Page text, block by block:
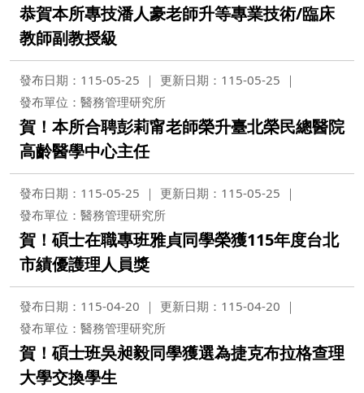
恭賀本所專技潘人豪老師升等專業技術/臨床
教師副教授級
發布日期：115-05-25
更新日期：115-05-25
發布單位：醫務管理研究所
賀！本所合聘彭莉甯老師榮升臺北榮民總醫院
高齡醫學中心主任
發布日期：115-05-25
更新日期：115-05-25
發布單位：醫務管理研究所
賀！碩士在職專班雅貞同學榮獲115年度台北
市績優護理人員獎
發布日期：115-04-20
更新日期：115-04-20
發布單位：醫務管理研究所
賀！碩士班吳昶毅同學獲選為捷克布拉格查理
大學交換學生